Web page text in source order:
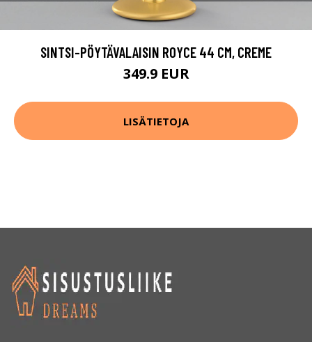
SINTSI-PÖYTÄVALAISIN ROYCE 44 CM, CREME
349.9 EUR
LISÄTIETOJA